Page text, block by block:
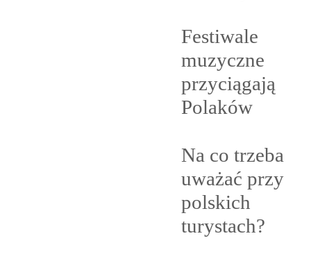
Festiwale
muzyczne
przyciągają
Polaków
Na co trzeba
uważać przy
polskich
turystach?